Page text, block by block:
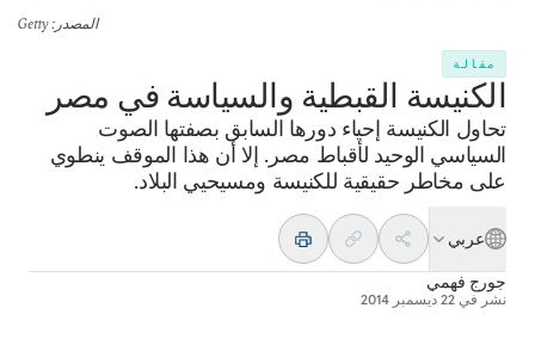
المصدر : Getty
مقالة
الكنيسة القبطية والسياسة في مصر
تحاول الكنيسة إحياء دورها السابق بصفتها الصوت
السياسي الوحيد لأقباط مصر. إلا أن هذا الموقف ينطوي
على مخاطر حقيقية للكنيسة ومسيحيي البلاد.
عربي
جورج فهمي
نشر في 22 ديسمبر 2014